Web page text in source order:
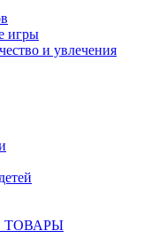
игры
и увлечения
ТОВАРЫ